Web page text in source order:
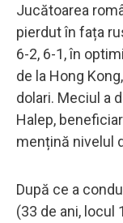
Jucătoarea
pierdut în fața
6-2, 6-1, în
de la Hong
dolari. Meciul a
Halep,
mențină nivelul
După ce a
(33 de ani, locul